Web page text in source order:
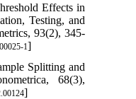
Effects in
Testing, and
93(2), 345-
1]
Splitting and
68(3),
]